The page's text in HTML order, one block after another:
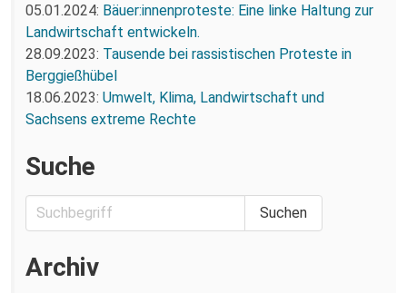
05.01.2024: Bäuer:innenproteste: Eine linke Haltung zur
Landwirtschaft entwickeln.
28.09.2023: Tausende bei rassistischen Proteste in
Berggießhübel
18.06.2023: Umwelt, Klima, Landwirtschaft und
Sachsens extreme Rechte
Suche
Archiv